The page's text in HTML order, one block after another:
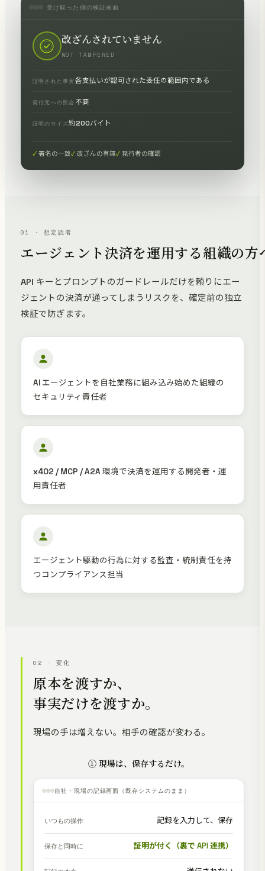
受け取った側の検証画面
改ざんされていません
NOT TAMPERED
証明された事実各支払いが認可された委任の範囲内である
発行元への照会 不要
証明のサイズ約200バイト
署名の一致 改ざんの有無 発行者の確認
01 · 想定読者
エージェント決済を運用する組織の方
API キーとプロンプトのガードレールだけを頼りにエー
ジェントの決済が通ってしまうリスクを、確定前の独立
検証で防ぎます。
AI エージェントを自社業務に組み込み始めた組織の
セキュリティ責任者
x402 / MCP / A2A 環境で決済を運用する開発者・運
用責任者
エージェント駆動の行為に対する監査・統制責任を持
つコンプライアンス担当
02 · 変化
原本を渡すか、
事実だけを渡すか。
現場の手は増えない。相手の確認が変わる。
① 現場は、保存するだけ。
自社・現場の記録画面（既存システムのまま）
いつもの操作 記録を入力して、保存
保存と同時に 証明が付く（裏で API 連携）